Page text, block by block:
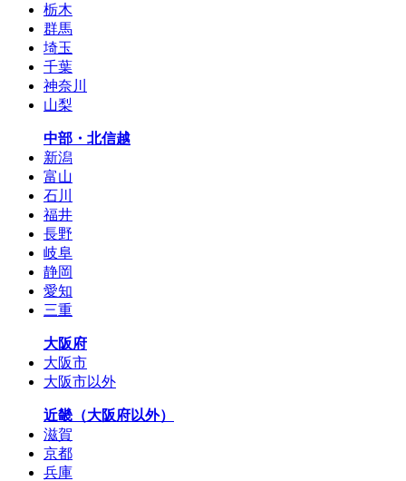
栃木
群馬
埼玉
千葉
神奈川
山梨
中部・北信越
新潟
富山
石川
福井
長野
岐阜
静岡
愛知
三重
大阪府
大阪市
大阪市以外
近畿（大阪府以外）
滋賀
京都
兵庫